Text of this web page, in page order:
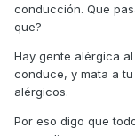
conducción. Que
que?
Hay gente alérgica
conduce, y mata a
alérgicos.
Por eso digo que